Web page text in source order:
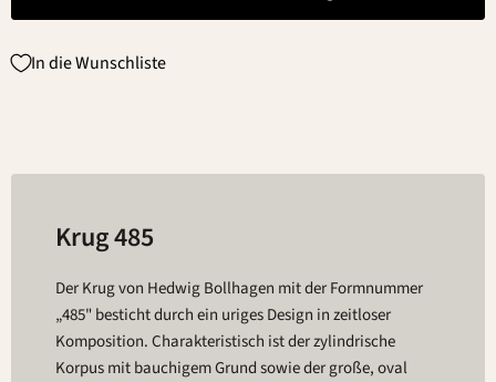
In die Wunschliste
Krug 485
Der Krug von Hedwig Bollhagen mit der Formnummer
„485" besticht durch ein uriges Design in zeitloser
Komposition. Charakteristisch ist der zylindrische
Korpus mit bauchigem Grund sowie der große, oval